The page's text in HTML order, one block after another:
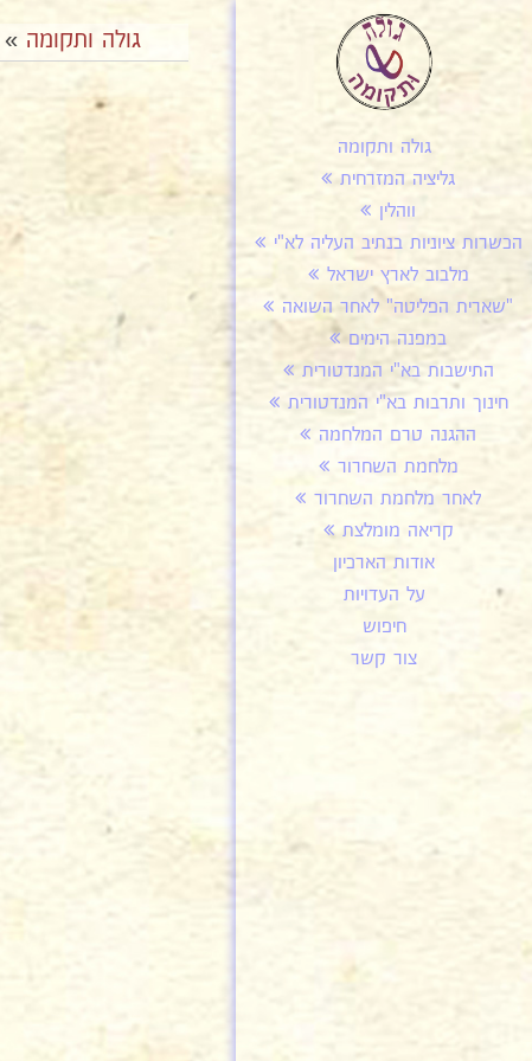
גולה ותקומה
גליציה המזרחית
ווהלין
הכשרות ציוניות בנתיב העליה לא"י
מלבוב לארץ ישראל
"שארית הפליטה" לאחר השואה
במפנה הימים
התישבות בא"י המנדטורית
חינוך ותרבות בא"י המנדטורית
ההגנה טרם המלחמה
מלחמת השחרור
לאחר מלחמת השחרור
קריאה מומלצת
אודות הארכיון
על העדויות
חיפוש
צור קשר
גולה ותקומה »